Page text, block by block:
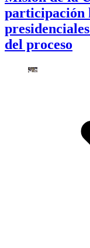
participación
del proceso